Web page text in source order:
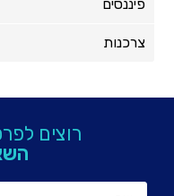
פיננסים
צרכנות
רוצים